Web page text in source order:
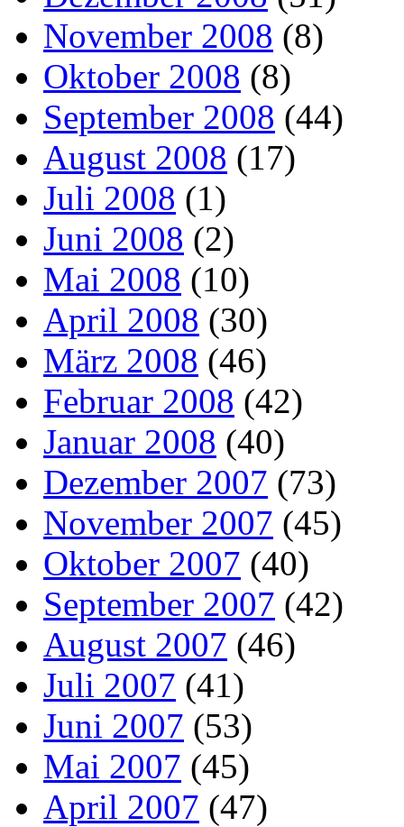
November 2008 (8)
Oktober 2008 (8)
September 2008 (44)
August 2008 (17)
Juli 2008 (1)
Juni 2008 (2)
Mai 2008 (10)
April 2008 (30)
März 2008 (46)
Februar 2008 (42)
Januar 2008 (40)
Dezember 2007 (73)
November 2007 (45)
Oktober 2007 (40)
September 2007 (42)
August 2007 (46)
Juli 2007 (41)
Juni 2007 (53)
Mai 2007 (45)
April 2007 (47)